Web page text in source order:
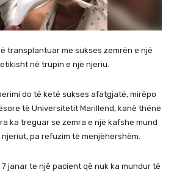
transplantuar me sukses zemrën e një
në trupin e një njeriu.
do të ketë sukses afatgjatë, mirëpo
të Universitetit Marillend, kanë thënë
ka treguar se zemra e një kafshe mund
pa refuzim të menjëhershëm.
janar te një pacient që nuk ka mundur të